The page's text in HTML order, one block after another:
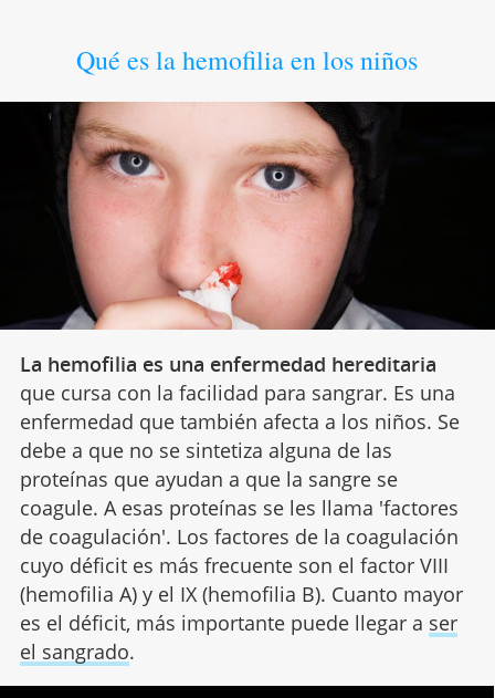
Qué es la hemofilia en los niños
La hemofilia es una enfermedad hereditaria
que cursa con la facilidad para sangrar. Es una
enfermedad que también afecta a los niños. Se
debe a que no se sintetiza alguna de las
proteínas que ayudan a que la sangre se
coagule. A esas proteínas se les llama 'factores
de coagulación'. Los factores de la coagulación
cuyo déficit es más frecuente son el factor VIII
(hemofilia A) y el IX (hemofilia B). Cuanto mayor
es el déficit, más importante puede llegar a ser
el sangrado.